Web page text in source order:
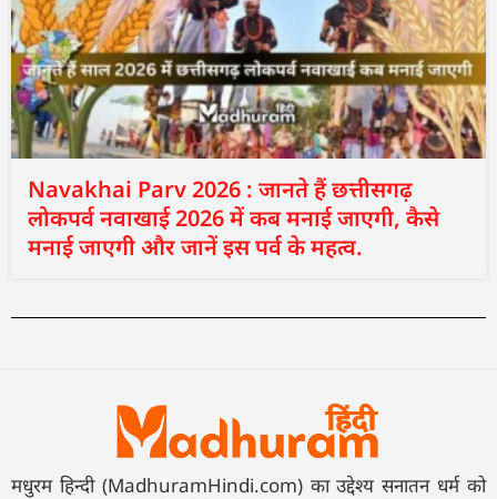
Navakhai Parv 2026 : जानते हैं छत्तीसगढ़
लोकपर्व नवाखाई 2026 में कब मनाई जाएगी, कैसे
मनाई जाएगी और जानें इस पर्व के महत्व.
मधुरम हिन्दी (MadhuramHindi.com) का उद्देश्य सनातन धर्म को